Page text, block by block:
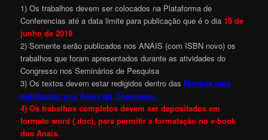
1) Os trabalhos devem ser colocados na Plataforma de
Conferencias até a data limite para publicação que é o dia15 de
junho de 2019.
2) Somente serão publicados nos ANAIS (com ISBN novo) os
trabalhos que foram apresentados durante as atividades do
Congresso nos Seminários de Pesquisa
3) Os textos devem estar redigidos dentro dasNormas para
publicação nos Anais do Congresso.
4) Os trabalhos completos devem ser depositados em
formato word (.doc), para permitir a formatação no e-book
dos Anais.